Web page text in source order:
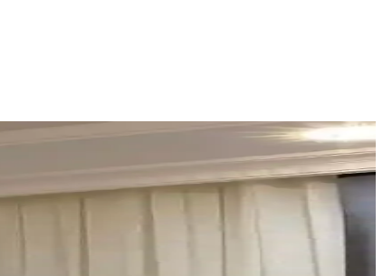
kullanım sağlar.
dekorasyonunuza pratik çözümler getirir.